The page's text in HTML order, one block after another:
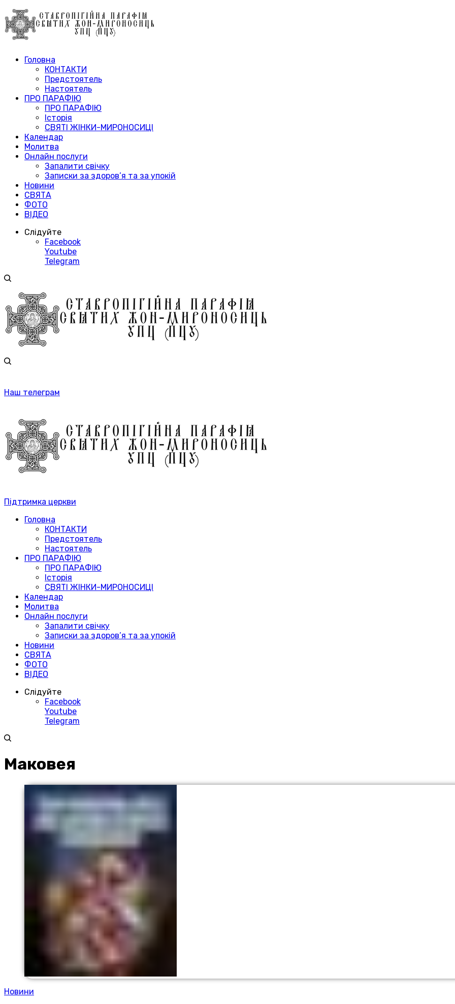
Головна
КОНТАКТИ
Предстоятель
Настоятель
ПРО ПАРАФІЮ
ПРО ПАРАФІЮ
Історія
СВЯТІ ЖІНКИ-МИРОНОСИЦІ
Календар
Молитва
Онлайн послуги
Запалити свічку
Записки за здоров’я та за упокій
Новини
СВЯТА
ФОТО
ВІДЕО
Слідуйте
Facebook
Youtube
Telegram
Наш телеграм
Підтримка церкви
Головна
КОНТАКТИ
Предстоятель
Настоятель
ПРО ПАРАФІЮ
ПРО ПАРАФІЮ
Історія
СВЯТІ ЖІНКИ-МИРОНОСИЦІ
Календар
Молитва
Онлайн послуги
Запалити свічку
Записки за здоров’я та за упокій
Новини
СВЯТА
ФОТО
ВІДЕО
Слідуйте
Facebook
Youtube
Telegram
Маковея
Новини